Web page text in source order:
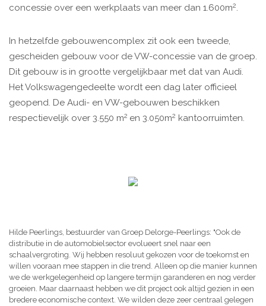
concessie over een werkplaats van meer dan 1.600m2.
In hetzelfde gebouwencomplex zit ook een tweede,
gescheiden gebouw voor de VW-concessie van de groep.
Dit gebouw is in grootte vergelijkbaar met dat van Audi.
Het Volkswagengedeelte wordt een dag later officieel
geopend. De Audi- en VW-gebouwen beschikken
respectievelijk over 3.550 m2 en 3.050m2 kantoorruimten.
Hilde Peerlings, bestuurder van Groep Delorge-Peerlings: "Ook de
distributie in de automobielsector evolueert snel naar een
schaalvergroting. Wij hebben resoluut gekozen voor de toekomst en
willen vooraan mee stappen in die trend. Alleen op die manier kunnen
we de werkgelegenheid op langere termijn garanderen en nog verder
groeien. Maar daarnaast hebben we dit project ook altijd gezien in een
bredere economische context. We wilden deze zeer centraal gelegen